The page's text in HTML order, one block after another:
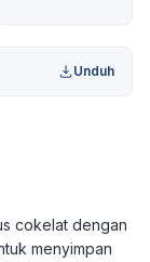
Unduh
cokelat dengan
menyimpan